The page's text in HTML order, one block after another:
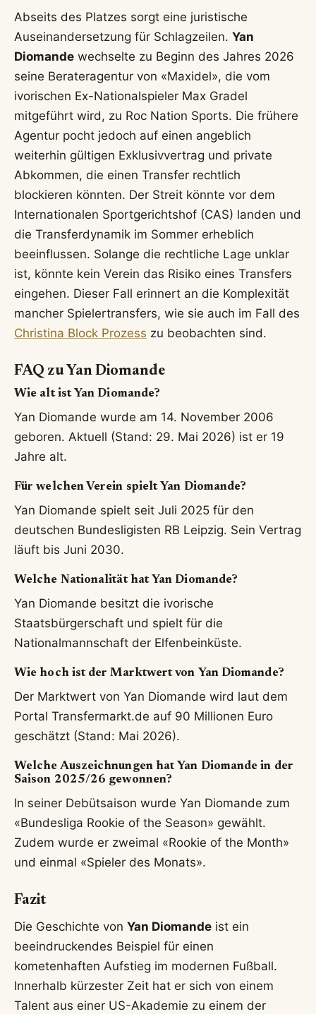
Abseits des Platzes sorgt eine juristische
Auseinandersetzung für Schlagzeilen. Yan
Diomande wechselte zu Beginn des Jahres 2026
seine Berateragentur von «Maxidel», die vom
ivorischen Ex-Nationalspieler Max Gradel
mitgeführt wird, zu Roc Nation Sports. Die frühere
Agentur pocht jedoch auf einen angeblich
weiterhin gültigen Exklusivvertrag und private
Abkommen, die einen Transfer rechtlich
blockieren könnten. Der Streit könnte vor dem
Internationalen Sportgerichtshof (CAS) landen und
die Transferdynamik im Sommer erheblich
beeinflussen. Solange die rechtliche Lage unklar
ist, könnte kein Verein das Risiko eines Transfers
eingehen. Dieser Fall erinnert an die Komplexität
mancher Spielertransfers, wie sie auch im Fall des
Christina Block Prozess zu beobachten sind.
FAQ zu Yan Diomande
Wie alt ist Yan Diomande?
Yan Diomande wurde am 14. November 2006
geboren. Aktuell (Stand: 29. Mai 2026) ist er 19
Jahre alt.
Für welchen Verein spielt Yan Diomande?
Yan Diomande spielt seit Juli 2025 für den
deutschen Bundesligisten RB Leipzig. Sein Vertrag
läuft bis Juni 2030.
Welche Nationalität hat Yan Diomande?
Yan Diomande besitzt die ivorische
Staatsbürgerschaft und spielt für die
Nationalmannschaft der Elfenbeinküste.
Wie hoch ist der Marktwert von Yan Diomande?
Der Marktwert von Yan Diomande wird laut dem
Portal Transfermarkt.de auf 90 Millionen Euro
geschätzt (Stand: Mai 2026).
Welche Auszeichnungen hat Yan Diomande in der
Saison 2025/26 gewonnen?
In seiner Debütsaison wurde Yan Diomande zum
«Bundesliga Rookie of the Season» gewählt.
Zudem wurde er zweimal «Rookie of the Month»
und einmal «Spieler des Monats».
Fazit
Die Geschichte von Yan Diomande ist ein
beeindruckendes Beispiel für einen
kometenhaften Aufstieg im modernen Fußball.
Innerhalb kürzester Zeit hat er sich von einem
Talent aus einer US-Akademie zu einem der